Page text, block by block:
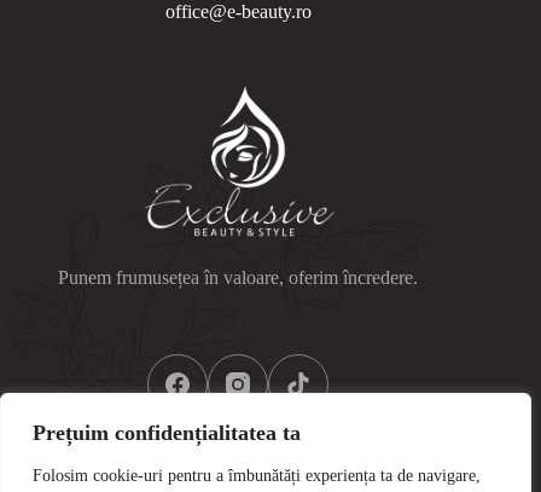
Prețuim confidențialitatea ta
Folosim cookie-uri pentru a îmbunătăți experiența ta de navigare,
office@e-beauty.ro
Punem frumusețea în valoare, oferim încredere.
Link-uri utile